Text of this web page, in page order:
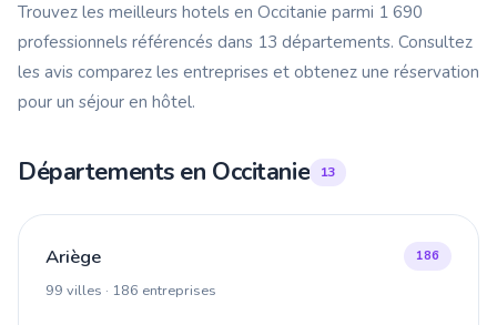
Trouvez les meilleurs hotels en Occitanie parmi 1 690
professionnels référencés dans 13 départements. Consultez
les avis comparez les entreprises et obtenez une réservation
pour un séjour en hôtel.
Départements en Occitanie 13
Ariège
99 villes · 186 entreprises
186